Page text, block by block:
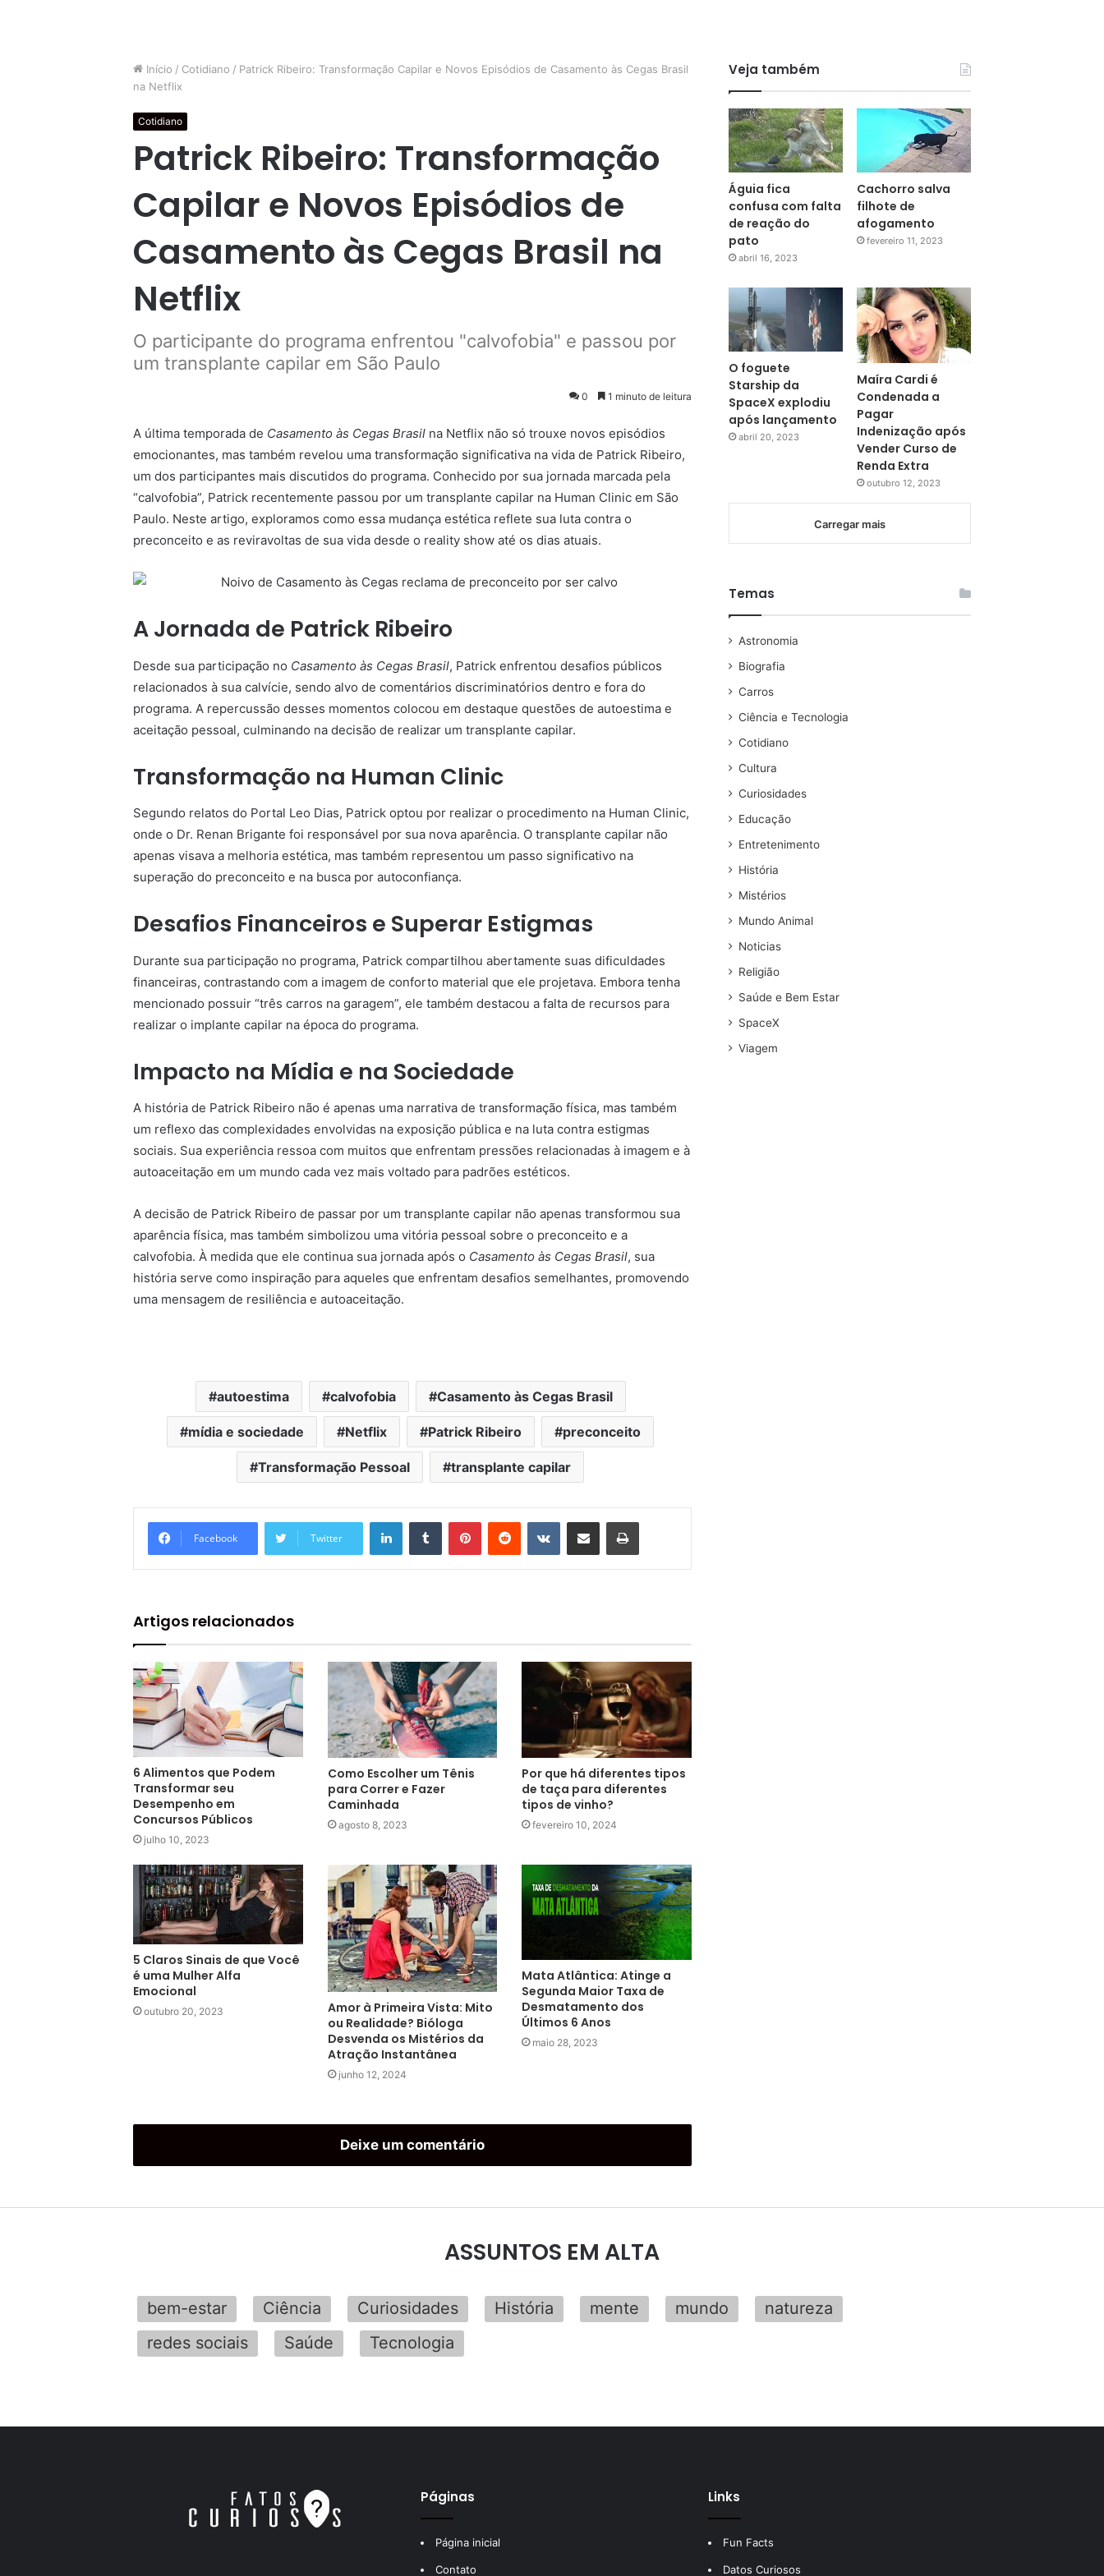
Início / Cotidiano / Patrick Ribeiro: Transformação Capilar e Novos Episódios de Casamento às Cegas Brasil
na Netflix
Cotidiano
Patrick Ribeiro: Transformação
Capilar e Novos Episódios de
Casamento às Cegas Brasil na
Netflix
O participante do programa enfrentou "calvofobia" e passou por
um transplante capilar em São Paulo
0 1 minuto de leitura
A última temporada de Casamento às Cegas Brasil na Netflix não só trouxe novos episódios
emocionantes, mas também revelou uma transformação significativa na vida de Patrick Ribeiro,
um dos participantes mais discutidos do programa. Conhecido por sua jornada marcada pela
“calvofobia”, Patrick recentemente passou por um transplante capilar na Human Clinic em São
Paulo. Neste artigo, exploramos como essa mudança estética reflete sua luta contra o
preconceito e as reviravoltas de sua vida desde o reality show até os dias atuais.
A Jornada de Patrick Ribeiro
Desde sua participação no Casamento às Cegas Brasil, Patrick enfrentou desafios públicos
relacionados à sua calvície, sendo alvo de comentários discriminatórios dentro e fora do
programa. A repercussão desses momentos colocou em destaque questões de autoestima e
aceitação pessoal, culminando na decisão de realizar um transplante capilar.
Transformação na Human Clinic
Segundo relatos do Portal Leo Dias, Patrick optou por realizar o procedimento na Human Clinic,
onde o Dr. Renan Brigante foi responsável por sua nova aparência. O transplante capilar não
apenas visava a melhoria estética, mas também representou um passo significativo na
superação do preconceito e na busca por autoconfiança.
Desafios Financeiros e Superar Estigmas
Durante sua participação no programa, Patrick compartilhou abertamente suas dificuldades
financeiras, contrastando com a imagem de conforto material que ele projetava. Embora tenha
mencionado possuir “três carros na garagem”, ele também destacou a falta de recursos para
realizar o implante capilar na época do programa.
Impacto na Mídia e na Sociedade
A história de Patrick Ribeiro não é apenas uma narrativa de transformação física, mas também
um reflexo das complexidades envolvidas na exposição pública e na luta contra estigmas
sociais. Sua experiência ressoa com muitos que enfrentam pressões relacionadas à imagem e à
autoaceitação em um mundo cada vez mais voltado para padrões estéticos.
A decisão de Patrick Ribeiro de passar por um transplante capilar não apenas transformou sua
aparência física, mas também simbolizou uma vitória pessoal sobre o preconceito e a
calvofobia. À medida que ele continua sua jornada após o Casamento às Cegas Brasil, sua
história serve como inspiração para aqueles que enfrentam desafios semelhantes, promovendo
uma mensagem de resiliência e autoaceitação.
autoestima calvofobia Casamento às Cegas Brasil
mídia e sociedade Netflix Patrick Ribeiro preconceito
Transformação Pessoal transplante capilar
Facebook Twitter
Artigos relacionados
6 Alimentos que Podem
Transformar seu
Desempenho em
Concursos Públicos
julho 10, 2023
Como Escolher um Tênis
para Correr e Fazer
Caminhada
agosto 8, 2023
Por que há diferentes tipos
de taça para diferentes
tipos de vinho?
fevereiro 10, 2024
5 Claros Sinais de que Você
é uma Mulher Alfa
Emocional
outubro 20, 2023
Amor à Primeira Vista: Mito
ou Realidade? Bióloga
Desvenda os Mistérios da
Atração Instantânea
junho 12, 2024
Mata Atlântica: Atinge a
Segunda Maior Taxa de
Desmatamento dos
Últimos 6 Anos
maio 28, 2023
Deixe um comentário
Veja também
Águia fica
confusa com falta
de reação do
pato
abril 16, 2023
Cachorro salva
filhote de
afogamento
fevereiro 11, 2023
O foguete
Starship da
SpaceX explodiu
após lançamento
abril 20, 2023
Maíra Cardi é
Condenada a
Pagar
Indenização após
Vender Curso de
Renda Extra
outubro 12, 2023
Carregar mais
Temas
Astronomia
Biografia
Carros
Ciência e Tecnologia
Cotidiano
Cultura
Curiosidades
Educação
Entretenimento
História
Mistérios
Mundo Animal
Noticias
Religião
Saúde e Bem Estar
SpaceX
Viagem
ASSUNTOS EM ALTA
bem-estar Ciência Curiosidades História mente mundo
natureza
redes sociais
Saúde Tecnologia
Páginas
Página inicial
Contato
Links
Fun Facts
Datos Curiosos